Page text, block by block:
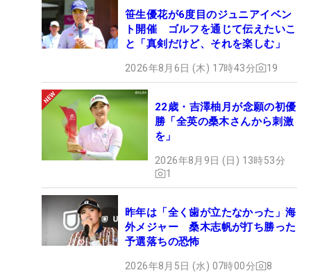
笹生優花が6度目のジュニアイベン
ト開催 ゴルフを通じて伝えたいこ
と「真剣だけど、それを楽しむ」
2026年8月6日 (木) 17時43分 19
22歳・吉澤柚月が念願の初優
勝「全英の桑木さんから刺激
を」
2026年8月9日 (日) 13時53分
1
昨年は「全く歯が立たなかった」海
外メジャー 桑木志帆が打ち勝った
予選落ちの恐怖
2026年8月5日 (水) 07時00分 8